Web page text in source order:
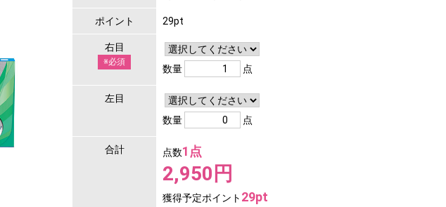
ポイント 29pt
右目
※必須
数量 点
左目
数量
点
合計 点数1点
2,950円
獲得予定ポイント 29pt